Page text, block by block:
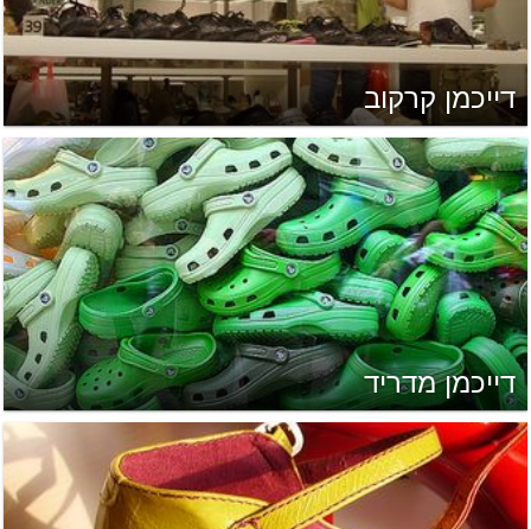
דייכמן קרקוב
דייכמן מדריד